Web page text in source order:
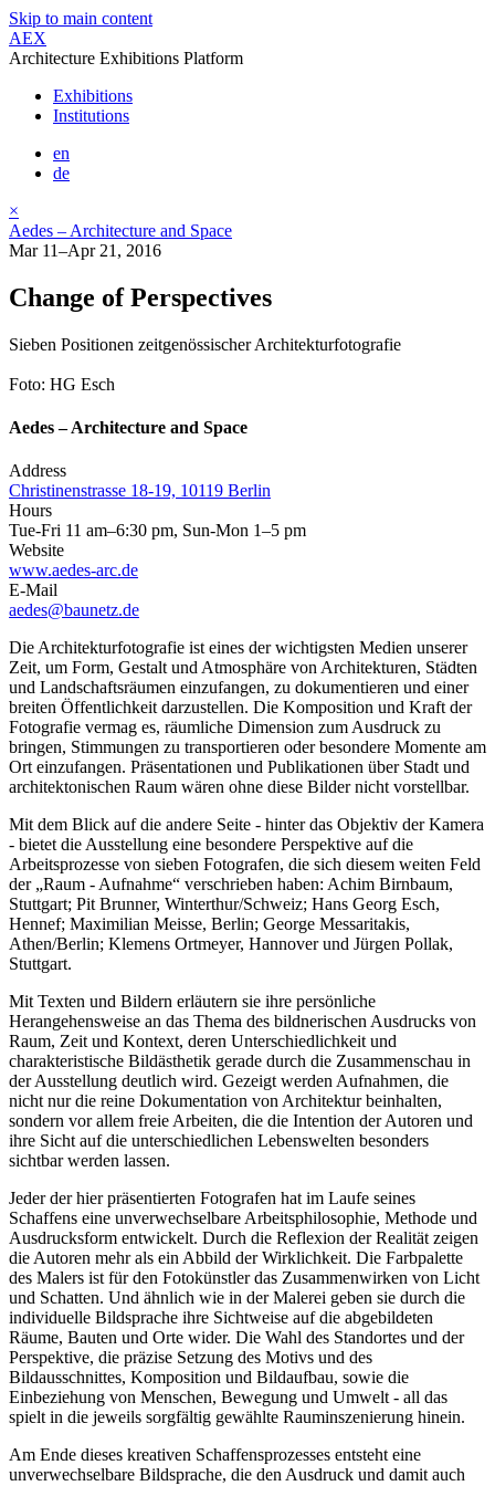
Skip to main content
AEX
Architecture Exhibitions Platform
Exhibitions
Institutions
en
de
×
Aedes – Architecture and Space
Mar 11–Apr 21, 2016
Change of Perspectives
Sieben Positionen zeitgenössischer Architekturfotografie
Foto: HG Esch
Aedes – Architecture and Space
Address
Christinenstrasse 18-19, 10119 Berlin
Hours
Tue-Fri 11 am–6:30 pm, Sun-Mon 1–5 pm
Website
www.aedes-arc.de
E-Mail
aedes@baunetz.de
Die Architekturfotografie ist eines der wichtigsten Medien unserer
Zeit, um Form, Gestalt und Atmosphäre von Architekturen, Städten
und Landschaftsräumen einzufangen, zu dokumentieren und einer
breiten Öffentlichkeit darzustellen. Die Komposition und Kraft der
Fotografie vermag es, räumliche Dimension zum Ausdruck zu
bringen, Stimmungen zu transportieren oder besondere Momente am
Ort einzufangen. Präsentationen und Publikationen über Stadt und
architektonischen Raum wären ohne diese Bilder nicht vorstellbar.
Mit dem Blick auf die andere Seite - hinter das Objektiv der Kamera
- bietet die Ausstellung eine besondere Perspektive auf die
Arbeitsprozesse von sieben Fotografen, die sich diesem weiten Feld
der „Raum - Aufnahme“ verschrieben haben: Achim Birnbaum,
Stuttgart; Pit Brunner, Winterthur/Schweiz; Hans Georg Esch,
Hennef; Maximilian Meisse, Berlin; George Messaritakis,
Athen/Berlin; Klemens Ortmeyer, Hannover und Jürgen Pollak,
Stuttgart.
Mit Texten und Bildern erläutern sie ihre persönliche
Herangehensweise an das Thema des bildnerischen Ausdrucks von
Raum, Zeit und Kontext, deren Unterschiedlichkeit und
charakteristische Bildästhetik gerade durch die Zusammenschau in
der Ausstellung deutlich wird. Gezeigt werden Aufnahmen, die
nicht nur die reine Dokumentation von Architektur beinhalten,
sondern vor allem freie Arbeiten, die die Intention der Autoren und
ihre Sicht auf die unterschiedlichen Lebenswelten besonders
sichtbar werden lassen.
Jeder der hier präsentierten Fotografen hat im Laufe seines
Schaffens eine unverwechselbare Arbeitsphilosophie, Methode und
Ausdrucksform entwickelt. Durch die Reflexion der Realität zeigen
die Autoren mehr als ein Abbild der Wirklichkeit. Die Farbpalette
des Malers ist für den Fotokünstler das Zusammenwirken von Licht
und Schatten. Und ähnlich wie in der Malerei geben sie durch die
individuelle Bildsprache ihre Sichtweise auf die abgebildeten
Räume, Bauten und Orte wider. Die Wahl des Standortes und der
Perspektive, die präzise Setzung des Motivs und des
Bildausschnittes, Komposition und Bildaufbau, sowie die
Einbeziehung von Menschen, Bewegung und Umwelt - all das
spielt in die jeweils sorgfältig gewählte Rauminszenierung hinein.
Am Ende dieses kreativen Schaffensprozesses entsteht eine
unverwechselbare Bildsprache, die den Ausdruck und damit auch